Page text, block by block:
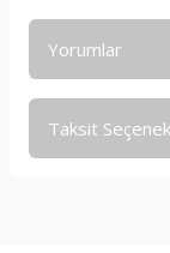
Yorumlar
Taksit